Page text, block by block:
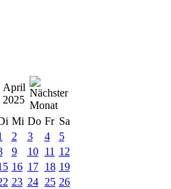
April
2025
Mi Do Fr Sa
2 3 4
5
9 10 11 12
16 17 18 19
23 24 25 26